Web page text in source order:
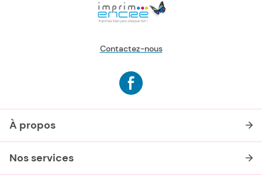
Contactez-nous
À propos
Nos services